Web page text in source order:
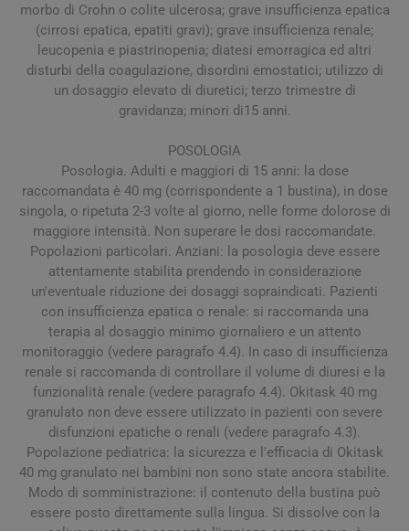
morbo di Crohn o colite ulcerosa; grave insufficienza epatica
(cirrosi epatica, epatiti gravi); grave insufficienza renale;
leucopenia e piastrinopenia; diatesi emorragica ed altri
disturbi della coagulazione, disordini emostatici; utilizzo di
un dosaggio elevato di diuretici; terzo trimestre di
gravidanza; minori di15 anni.
POSOLOGIA
Posologia. Adulti e maggiori di 15 anni: la dose
raccomandata è 40 mg (corrispondente a 1 bustina), in dose
singola, o ripetuta 2-3 volte al giorno, nelle forme dolorose di
maggiore intensità. Non superare le dosi raccomandate.
Popolazioni particolari. Anziani: la posologia deve essere
attentamente stabilita prendendo in considerazione
un'eventuale riduzione dei dosaggi sopraindicati. Pazienti
con insufficienza epatica o renale: si raccomanda una
terapia al dosaggio minimo giornaliero e un attento
monitoraggio (vedere paragrafo 4.4). In caso di insufficienza
renale si raccomanda di controllare il volume di diuresi e la
funzionalità renale (vedere paragrafo 4.4). Okitask 40 mg
granulato non deve essere utilizzato in pazienti con severe
disfunzioni epatiche o renali (vedere paragrafo 4.3).
Popolazione pediatrica: la sicurezza e l'efficacia di Okitask
40 mg granulato nei bambini non sono state ancora stabilite.
Modo di somministrazione: il contenuto della bustina può
essere posto direttamente sulla lingua. Si dissolve con la